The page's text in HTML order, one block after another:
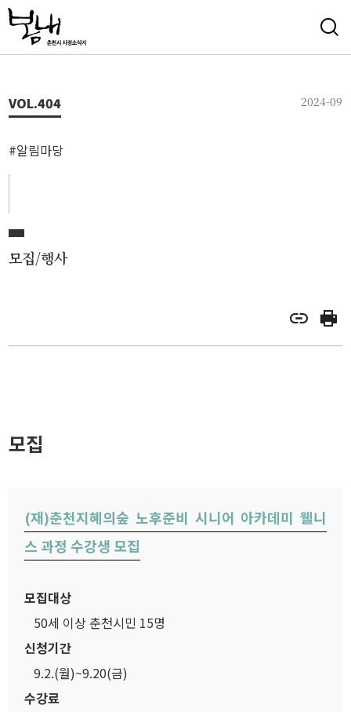
VOL.404 2024-09
#알림마당
모집/행사
모집
(재)춘천지혜의숲 노후준비 시니어 아카데미 웰니
스 과정 수강생 모집
모집대상
50세 이상 춘천시민 15명
신청기간
9.2.(월)~9.20(금)
수강료